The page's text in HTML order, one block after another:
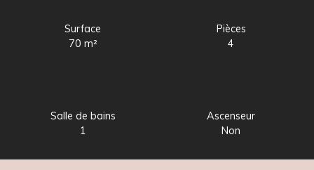
Surface
70 m²
Pièces
4
Salle de bains
1
Ascenseur
Non